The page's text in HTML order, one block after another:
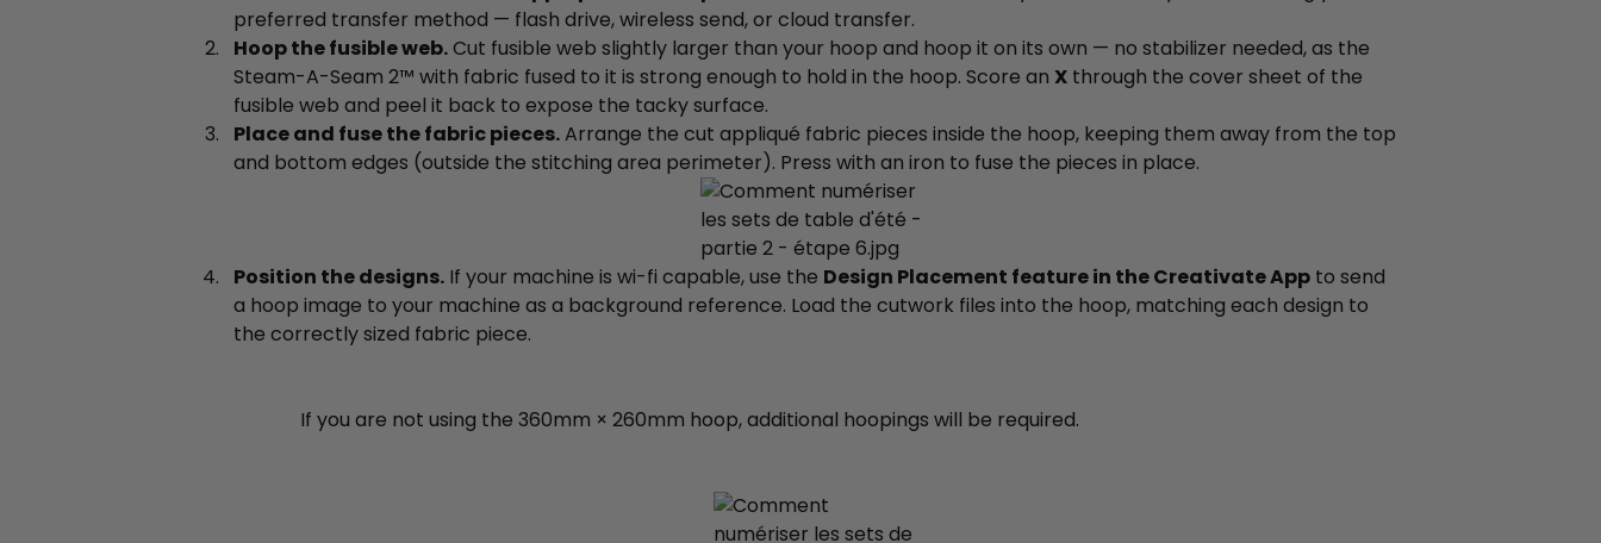
preferred transfer method — flash drive, wireless send, or cloud transfer.
Hoop the fusible web.Cut fusible web slightly larger than your hoop and hoop it on its own — no stabilizer needed, as the
Steam-A-Seam 2™ with fabric fused to it is strong enough to hold in the hoop. Score an X through the cover sheet of the
fusible web and peel it back to expose the tacky surface.
Place and fuse the fabric pieces.Arrange the cut appliqué fabric pieces inside the hoop, keeping them away from the top
and bottom edges (outside the stitching area perimeter). Press with an iron to fuse the pieces in place.
Position the designs. If your machine is wi-fi capable, use the Design Placement feature in the Creativate App to send
a hoop image to your machine as a background reference. Load the cutwork files into the hoop, matching each design to
the correctly sized fabric piece.
If you are not using the 360mm × 260mm hoop, additional hoopings will be required.